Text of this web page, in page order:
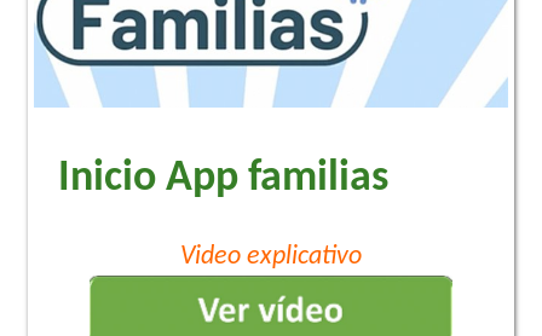
Inicio App familias
Video explicativo